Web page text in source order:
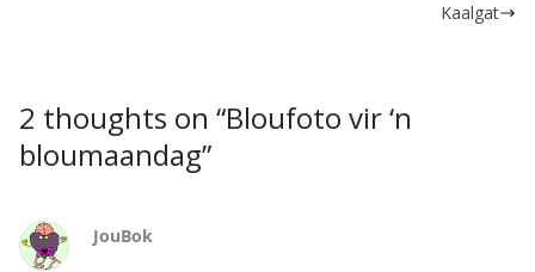
Kaalgat
2 thoughts on “Bloufoto vir ‘n
bloumaandag”
JouBok